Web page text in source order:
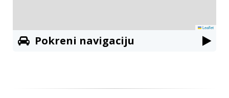
Leaflet
Pokreni navigaciju